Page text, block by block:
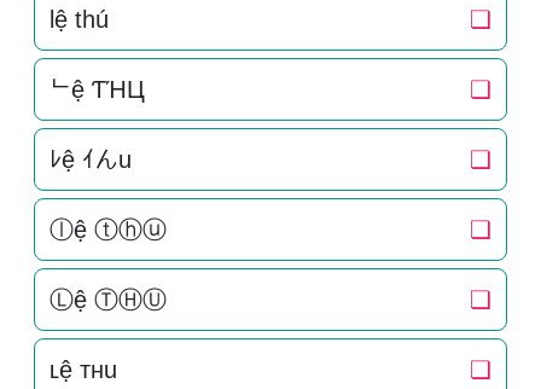
lệ thú ❏
ᄂệ ƬΉЦ ❏
ﾚệ ｲんu ❏
ⓛệ ⓣⓗⓤ ❏
Ⓛệ ⓉⒽⓊ ❏
ʟệ тнu ❏